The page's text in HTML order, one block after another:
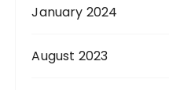
January 2024
August 2023